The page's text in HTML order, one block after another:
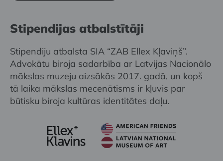
Stipendijas atbalstītāji
Stipendiju atbalsta SIA “ZAB Ellex Kļaviņš”.
Advokātu biroja sadarbība ar Latvijas Nacionālo
mākslas muzeju aizsākās 2017. gadā, un kopš
tā laika mākslas mecenātisms ir kļuvis par
būtisku biroja kultūras identitātes daļu.